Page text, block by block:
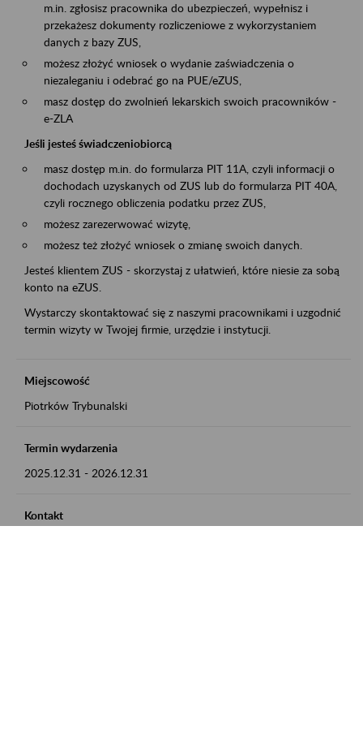
m.in. zgłosisz pracownika do ubezpieczeń, wypełnisz i
przekażesz dokumenty rozliczeniowe z wykorzystaniem
danych z bazy ZUS,
możesz złożyć wniosek o wydanie zaświadczenia o
niezaleganiu i odebrać go na PUE/eZUS,
masz dostęp do zwolnień lekarskich swoich pracowników -
e-ZLA
Jeśli jesteś świadczeniobiorcą
masz dostęp m.in. do formularza PIT 11A, czyli informacji o
dochodach uzyskanych od ZUS lub do formularza PIT 40A,
czyli rocznego obliczenia podatku przez ZUS,
możesz zarezerwować wizytę,
możesz też złożyć wniosek o zmianę swoich danych.
Jesteś klientem ZUS - skorzystaj z ułatwień, które niesie za sobą
konto na eZUS.
Wystarczy skontaktować się z naszymi pracownikami i uzgodnić
termin wizyty w Twojej firmie, urzędzie i instytucji.
Miejscowość
Piotrków Trybunalski
Termin wydarzenia
2025.12.31 - 2026.12.31
Kontakt